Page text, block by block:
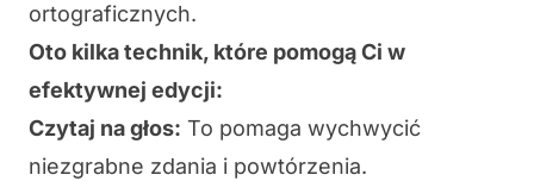
ortograficznych.
Oto kilka technik, które pomogą Ci w
efektywnej edycji:
Czytaj na głos: To pomaga wychwycić
niezgrabne zdania i powtórzenia.